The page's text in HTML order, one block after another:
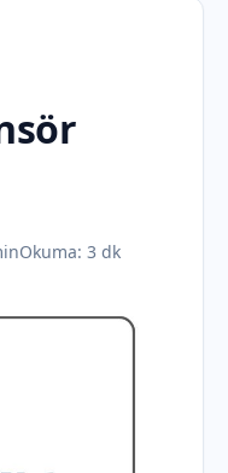
Okuma: 3 dk